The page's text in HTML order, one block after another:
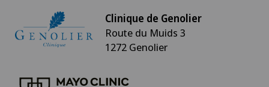
Clinique de Genolier
Route du Muids 3
1272 Genolier